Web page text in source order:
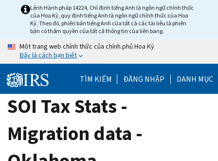
Lệnh Hành pháp 14224, Chỉ định tiếng Anh là ngôn ngữ chính thức
của Hoa Kỳ, quy định tiếng Anh là ngôn ngữ chính thức của Hoa
Kỳ. Theo đó, phiên bản tiếng Anh của tất cả các tài liệu là phiên
bản có thẩm quyền của tất cả thông tin của liên bang.
Một trang web chính thức của chính phủ Hoa Kỳ
Đây là cách bạn biết
TÌM KIẾM ĐĂNG NHẬP DANH MỤC
SOI Tax Stats -
Migration data -